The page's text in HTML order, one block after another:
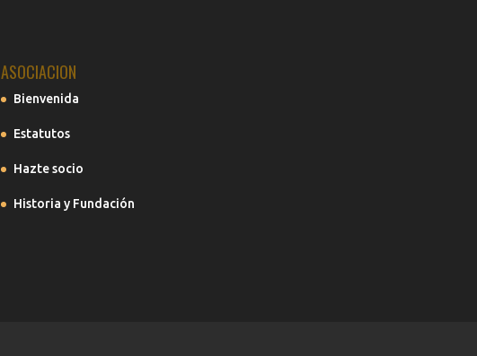
ASOCIACION
Bienvenida
Estatutos
Hazte socio
Historia y Fundación